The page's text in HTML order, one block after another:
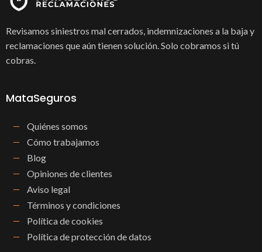
Revisamos siniestros mal cerrados, indemnizaciones a la baja y
reclamaciones que aún tienen solución. Solo cobramos si tú
cobras.
MataSeguros
Quiénes somos
Cómo trabajamos
Blog
Opiniones de clientes
Aviso legal
Términos y condiciones
Política de cookies
Política de protección de datos